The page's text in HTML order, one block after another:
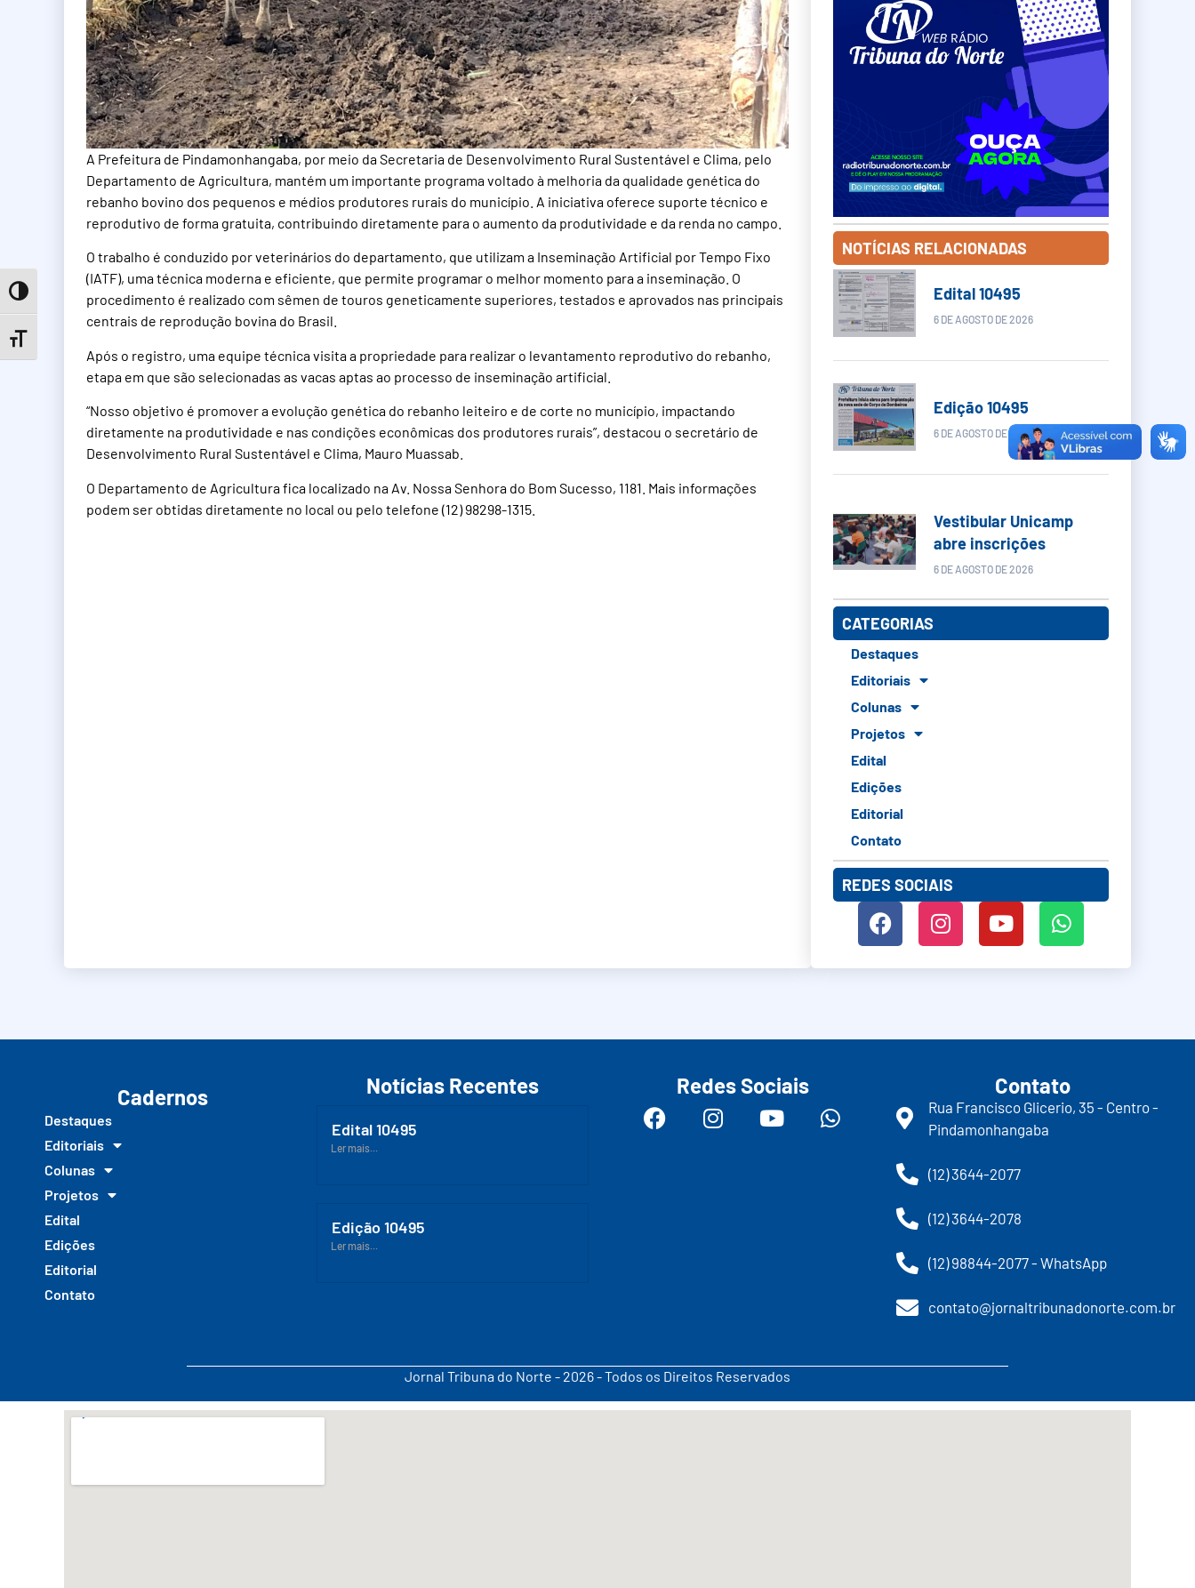
Toggle High Contrast
Toggle Font size
A Prefeitura de Pindamonhangaba, por meio da Secretaria de Desenvolvimento Rural Sustentável e Clima, pelo
Departamento de Agricultura, mantém um importante programa voltado à melhoria da qualidade genética do
rebanho bovino dos pequenos e médios produtores rurais do município. A iniciativa oferece suporte técnico e
reprodutivo de forma gratuita, contribuindo diretamente para o aumento da produtividade e da renda no campo.
O trabalho é conduzido por veterinários do departamento, que utilizam a Inseminação Artificial por Tempo Fixo
(IATF), uma técnica moderna e eficiente, que permite programar o melhor momento para a inseminação. O
procedimento é realizado com sêmen de touros geneticamente superiores, testados e aprovados nas principais
centrais de reprodução bovina do Brasil.
Após o registro, uma equipe técnica visita a propriedade para realizar o levantamento reprodutivo do rebanho,
etapa em que são selecionadas as vacas aptas ao processo de inseminação artificial.
“Nosso objetivo é promover a evolução genética do rebanho leiteiro e de corte no município, impactando
diretamente na produtividade e nas condições econômicas dos produtores rurais”, destacou o secretário de
Desenvolvimento Rural Sustentável e Clima, Mauro Muassab.
O Departamento de Agricultura fica localizado na Av. Nossa Senhora do Bom Sucesso, 1181. Mais informações
podem ser obtidas diretamente no local ou pelo telefone (12) 98298-1315.
NOTÍCIAS RELACIONADAS
Edital 10495
6 DE AGOSTO DE 2026
Edição 10495
6 DE AGOSTO DE 2026
Vestibular Unicamp
abre inscrições
6 DE AGOSTO DE 2026
CATEGORIAS
Destaques
Editoriais
Colunas
Projetos
Edital
Edições
Editorial
Contato
REDES SOCIAIS
Cadernos
Destaques
Editoriais
Colunas
Projetos
Edital
Edições
Editorial
Contato
Notícias Recentes
Edital 10495
Ler mais...
Edição 10495
Ler mais...
Redes Sociais Contato
Rua Francisco Glicerio, 35 - Centro -
Pindamonhangaba
(12) 3644-2077
(12) 3644-2078
(12) 98844-2077 - WhatsApp
contato@jornaltribunadonorte.com.br
Jornal Tribuna do Norte - 2026 - Todos os Direitos Reservados